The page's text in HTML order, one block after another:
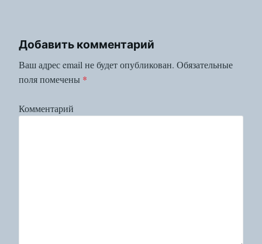
Добавить комментарий
Ваш адрес email не будет опубликован. Обязательные
поля помечены *
Комментарий